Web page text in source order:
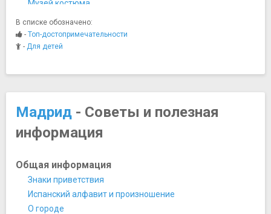
Музей костюма
Музей Ласаро Гальдиано
Музей Прадо
Музей Романтизма
Музей Тиссена-Борнемисы
Национальный музей декоративного искусства
Национальный музей техники и технологии
Хрустальный дворец
Центр искусств королевы Софии
Ночная жизнь, рестораны, кабаре
Винотека Моратин
В списке обозначено:
- Топ-достопримечательности
- Для детей
Мадрид - Советы и полезная
информация
Общая информация
Знаки приветствия
Испанский алфавит и произношение
О городе